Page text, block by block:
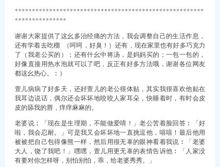
*******************************************************
***************
谢谢大家提供了这幺多治经痛的方法，我会调整自己的生活作息，
还有学着去吃榴 （呵呵，好臭！）还有，现在家里也有好多巧克力
了（我老公买的）；还有什幺中将汤，是妈妈买的；一包一包的，
好像直接用热水泡就可以了吧，反正有好多方法哦，谢谢各位网友
都这幺热心。︰）
萱儿病病了好多天，还好萱儿的老公很体贴，其实我很喜欢他贴在
我耳边说话，偶尔还会坏坏地咬咬人家耳朵，快睡着时，有时会皮
皮的舔我的唇，痒痒麻麻的。
老婆说︰「现在是生理期，不能做爱唷！」老公苦着脸回答︰「好
啦，我会忍耐。」可是我又会坏坏地一直挑逗他，嘻嘻！最后他用
被被把自己包得像熊一样，然后用很无辜的眼神看着我说︰「老婆
大人，饶了我吧！」嘿嘿，萱儿用更无辜的表情告诉他︰「人家没
有要对你怎样呀，别怕别怕，乖，给老婆秀秀。」